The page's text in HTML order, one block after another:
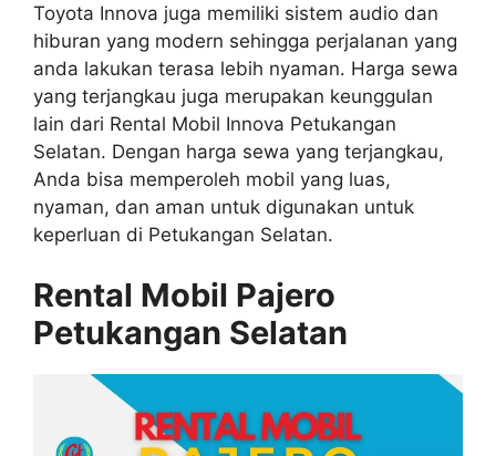
Toyota Innova juga memiliki sistem audio dan
hiburan yang modern sehingga perjalanan yang
anda lakukan terasa lebih nyaman. Harga sewa
yang terjangkau juga merupakan keunggulan
lain dari Rental Mobil Innova Petukangan
Selatan. Dengan harga sewa yang terjangkau,
Anda bisa memperoleh mobil yang luas,
nyaman, dan aman untuk digunakan untuk
keperluan di Petukangan Selatan.
Rental Mobil Pajero
Petukangan Selatan